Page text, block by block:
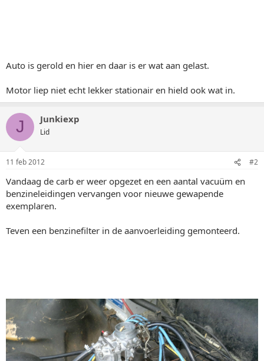
Auto is gerold en hier en daar is er wat aan gelast.
Motor liep niet echt lekker stationair en hield ook wat in.
J Junkiexp
Lid
11 feb 2012 #2
Vandaag de carb er weer opgezet en een aantal vacuüm en
benzineleidingen vervangen voor nieuwe gewapende
exemplaren.
Teven een benzinefilter in de aanvoerleiding gemonteerd.